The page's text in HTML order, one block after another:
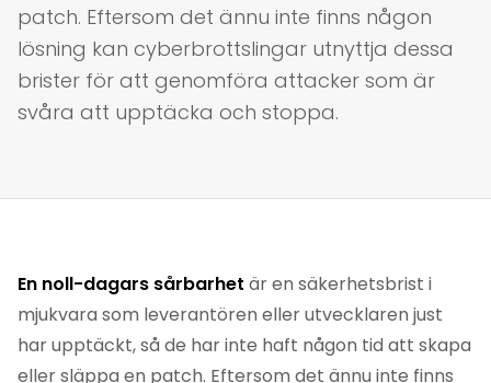
patch. Eftersom det ännu inte finns någon
lösning kan cyberbrottslingar utnyttja dessa
brister för att genomföra attacker som är
svåra att upptäcka och stoppa.
En noll-dagars sårbarhet är en säkerhetsbrist i
mjukvara som leverantören eller utvecklaren just
har upptäckt, så de har inte haft någon tid att skapa
eller släppa en patch. Eftersom det ännu inte finns